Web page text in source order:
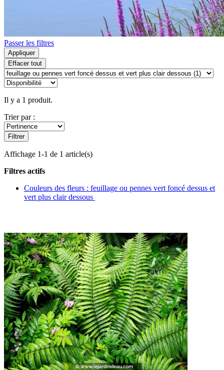
Passer les filtres
Appliquer
Effacer tout
Il y a 1 produit.
Trier par :
Filtrer
Affichage 1-1 de 1 article(s)
Filtres actifs
Couleurs des fleurs : feuillage ou pennes vert foncé dessus et
vert plus clair dessous